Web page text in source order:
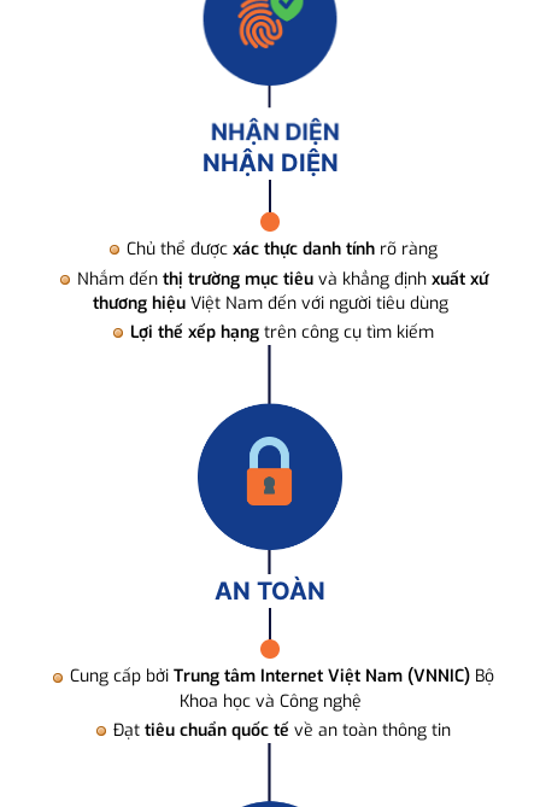
NHẬN DIỆN
Chủ thể được xác thực danh tính rõ ràng
Nhắm đến thị trường mục tiêuvà khẳng định xuất xứ
thương hiệuViệt Nam đến với người tiêu dùng
Lợi thế xếp hạng trên công cụ tìm kiếm
AN TOÀN
Cung cấp bởi Trung tâm Internet Việt Nam (VNNIC) Bộ
Khoa học và Công nghệ
Đạt tiêu chuẩn quốc tế về an toàn thông tin